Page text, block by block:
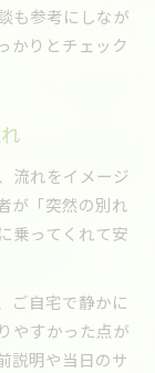
も参考にしなが
かりとチェック
流れをイメージ
が「突然の別れ
乗ってくれて安
ご自宅で静かに
やすかった点が
説明や当日のサ